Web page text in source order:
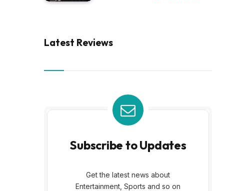
Latest Reviews
Subscribe to Updates
Get the latest news about
Entertainment, Sports and so on